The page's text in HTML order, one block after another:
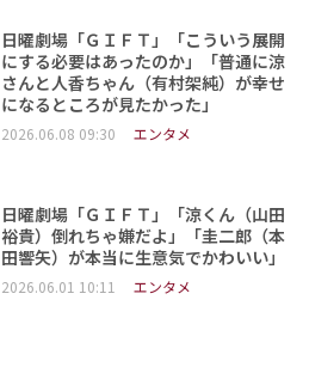
日曜劇場「ＧＩＦＴ」「こういう展開
にする必要はあったのか」「普通に涼
さんと人香ちゃん（有村架純）が幸せ
になるところが見たかった」
2026.06.08 09:30 エンタメ
日曜劇場「ＧＩＦＴ」「涼くん（山田
裕貴）倒れちゃ嫌だよ」「圭二郎（本
田響矢）が本当に生意気でかわいい」
2026.06.01 10:11 エンタメ